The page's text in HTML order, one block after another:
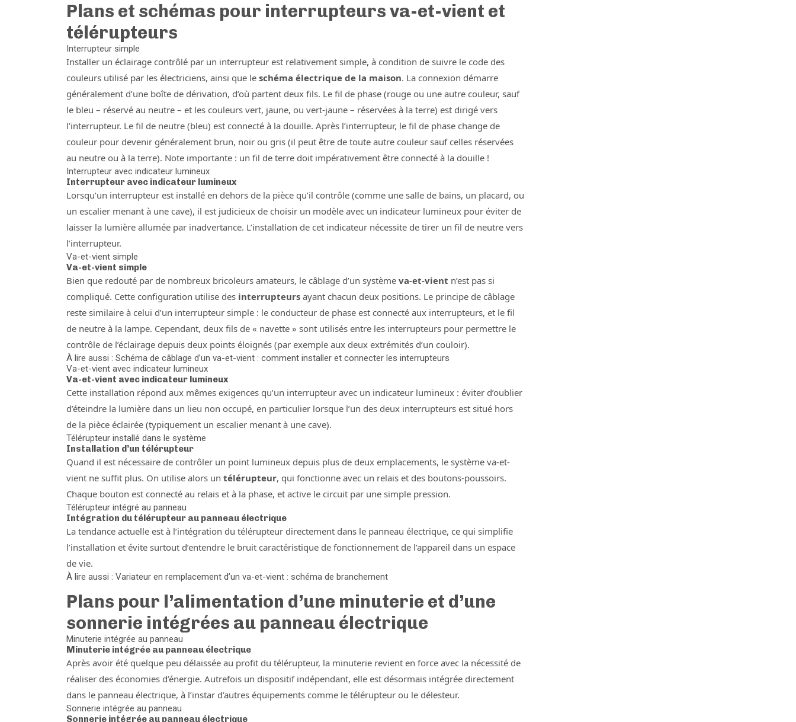
Plans et schémas pour interrupteurs va-et-vient et
télérupteurs
Interrupteur simple
Installer un éclairage contrôlé par un interrupteur est relativement simple, à condition de suivre le code des
couleurs utilisé par les électriciens, ainsi que le schéma électrique de la maison. La connexion démarre
généralement d’une boîte de dérivation, d’où partent deux fils. Le fil de phase (rouge ou une autre couleur, sauf
le bleu – réservé au neutre – et les couleurs vert, jaune, ou vert-jaune – réservées à la terre) est dirigé vers
l’interrupteur. Le fil de neutre (bleu) est connecté à la douille. Après l’interrupteur, le fil de phase change de
couleur pour devenir généralement brun, noir ou gris (il peut être de toute autre couleur sauf celles réservées
au neutre ou à la terre). Note importante : un fil de terre doit impérativement être connecté à la douille !
Interrupteur avec indicateur lumineux
Interrupteur avec indicateur lumineux
Lorsqu’un interrupteur est installé en dehors de la pièce qu’il contrôle (comme une salle de bains, un placard, ou
un escalier menant à une cave), il est judicieux de choisir un modèle avec un indicateur lumineux pour éviter de
laisser la lumière allumée par inadvertance. L’installation de cet indicateur nécessite de tirer un fil de neutre vers
l’interrupteur.
Va-et-vient simple
Va-et-vient simple
Bien que redouté par de nombreux bricoleurs amateurs, le câblage d’un système va-et-vient n’est pas si
compliqué. Cette configuration utilise des interrupteurs ayant chacun deux positions. Le principe de câblage
reste similaire à celui d’un interrupteur simple : le conducteur de phase est connecté aux interrupteurs, et le fil
de neutre à la lampe. Cependant, deux fils de « navette » sont utilisés entre les interrupteurs pour permettre le
contrôle de l’éclairage depuis deux points éloignés (par exemple aux deux extrémités d’un couloir).
À lire aussi : Schéma de câblage d’un va-et-vient : comment installer et connecter les interrupteurs
Va-et-vient avec indicateur lumineux
Va-et-vient avec indicateur lumineux
Cette installation répond aux mêmes exigences qu’un interrupteur avec un indicateur lumineux : éviter d’oublier
d’éteindre la lumière dans un lieu non occupé, en particulier lorsque l’un des deux interrupteurs est situé hors
de la pièce éclairée (typiquement un escalier menant à une cave).
Télérupteur installé dans le système
Installation d’un télérupteur
Quand il est nécessaire de contrôler un point lumineux depuis plus de deux emplacements, le système va-et-
vient ne suffit plus. On utilise alors un télérupteur, qui fonctionne avec un relais et des boutons-poussoirs.
Chaque bouton est connecté au relais et à la phase, et active le circuit par une simple pression.
Télérupteur intégré au panneau
Intégration du télérupteur au panneau électrique
La tendance actuelle est à l’intégration du télérupteur directement dans le panneau électrique, ce qui simplifie
l’installation et évite surtout d’entendre le bruit caractéristique de fonctionnement de l’appareil dans un espace
de vie.
À lire aussi : Variateur en remplacement d’un va-et-vient : schéma de branchement
Plans pour l’alimentation d’une minuterie et d’une
sonnerie intégrées au panneau électrique
Minuterie intégrée au panneau
Minuterie intégrée au panneau électrique
Après avoir été quelque peu délaissée au profit du télérupteur, la minuterie revient en force avec la nécessité de
réaliser des économies d’énergie. Autrefois un dispositif indépendant, elle est désormais intégrée directement
dans le panneau électrique, à l’instar d’autres équipements comme le télérupteur ou le délesteur.
Sonnerie intégrée au panneau
Sonnerie intégrée au panneau électrique